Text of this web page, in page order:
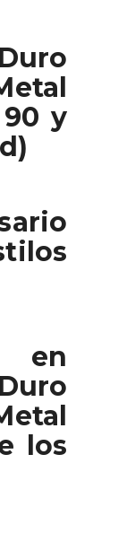
y
en
los